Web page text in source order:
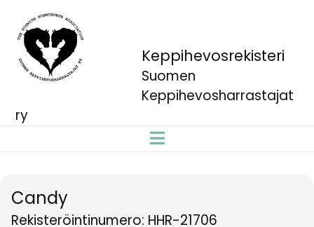
Keppihevosrekisteri
Suomen
Keppihevosharrastajat
ry
Candy
Rekisteröintinumero: HHR-21706